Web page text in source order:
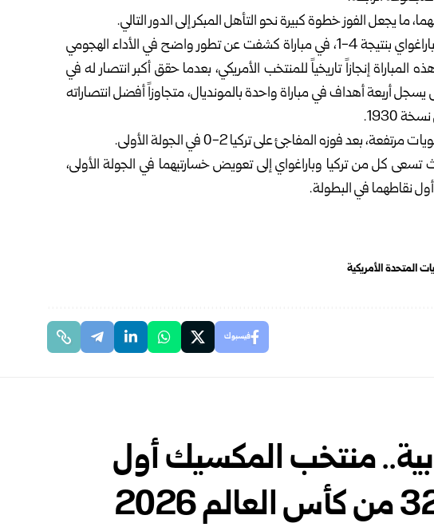
ما يجعل الفوز خطوة كبيرة نحو ‏التأهل المبكر إلى الدور التالي.‏
وافتتح المنتخب الأمريكي البطولة بفوز كبير على باراغواي بنتيجة 4-1، في مباراة ‏كشفت عن تطور واضح في الأداء الهجومي
إنجازاً تاريخياً للمنتخب الأمريكي، بعدما حقق أكبر انتصار له في
يسجل أربعة أهداف في مباراة واحدة ‏بالمونديال، متجاوزاً أفضل انتصاراته
بعد فوزه المفاجئ على ‏تركيا 2-0 في الجولة الأولى.‏
كل من تركيا وباراغواي إلى ‏تعويض خسارتيهما في الجولة الأولى،
أول نقاطهما في البطولة.‏
المتحدة الأمريكية
فيسبوك
منتخب المكسيك أول